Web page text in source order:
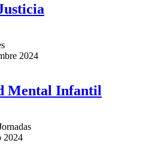
2024
Mental Infantil
2024